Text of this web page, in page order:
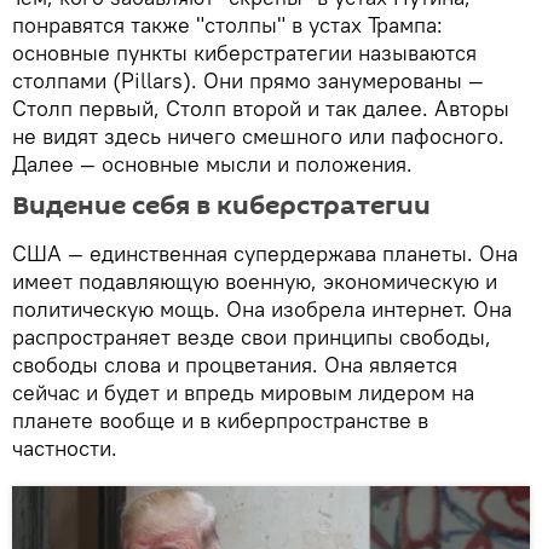
понравятся также "столпы" в устах Трампа:
основные пункты киберстратегии называются
столпами (Pillars). Они прямо занумерованы —
Столп первый, Столп второй и так далее. Авторы
не видят здесь ничего смешного или пафосного.
Далее — основные мысли и положения.
Видение себя в киберстратегии
США — единственная супердержава планеты. Она
имеет подавляющую военную, экономическую и
политическую мощь. Она изобрела интернет. Она
распространяет везде свои принципы свободы,
свободы слова и процветания. Она является
сейчас и будет и впредь мировым лидером на
планете вообще и в киберпространстве в
частности.